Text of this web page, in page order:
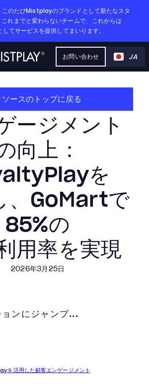
のたびMistplayのブランドとして新たなスタ
れまでと変わらないチームで、これからは
てサービスを提供してまいります。
JA
お問い合わせ
ソースのトップに戻る
ージメント
向上：
を​
、​GoMartで​
85%の​
用率を​実現
2026年3月25日
ョンにジャンプ...
を活用した顧客エンゲージメント